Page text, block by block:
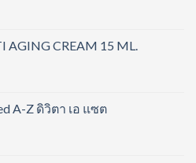
AGING CREAM 15 ML.
A-Z ดิวิตา เอ แซต